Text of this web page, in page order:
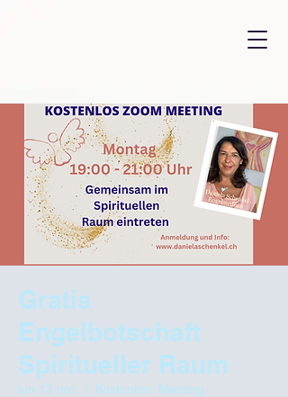
Gratis
Engelbotschaft
Spiritueller Raum
lun 13 nov
Kostenlos- Meeting